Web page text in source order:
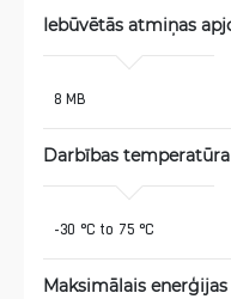
Iebūvētās atmiņas
8 MB
Darbības temperatūra
-30 °C to 75 °C
Maksimālais